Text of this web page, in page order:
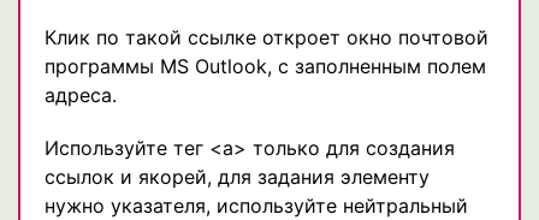
Клик по такой ссылке откроет окно почтовой
программы MS Outlook, с заполненным полем
адреса.
Используйте тег <a> только для создания
ссылок и якорей, для задания элементу
нужно указателя, используйте нейтральный